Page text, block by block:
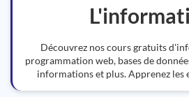
Découvrez nos cours gratuits
programmation web, bases de
informations et plus. Apprenez les